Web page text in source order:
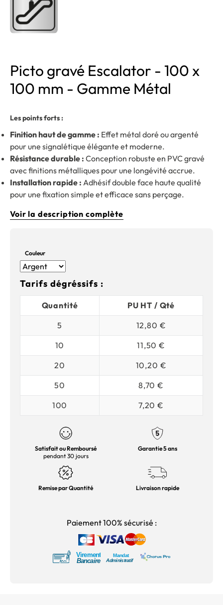
Picto gravé Escalator - 100 x
100 mm - Gamme Métal
Les points forts :
Finition haut de gamme : Effet métal doré ou argenté
pour une signalétique élégante et moderne.
Résistance durable : Conception robuste en PVC gravé
avec finitions métalliques pour une longévité accrue.
Installation rapide : Adhésif double face haute qualité
pour une fixation simple et efficace sans perçage.
Voir la description complète
Couleur
Tarifs dégréssifs :
Quantité
PU HT / Qté
5
12,80 €
10
11,50 €
20
10,20 €
50
8,70 €
100
7,20 €
Satisfait ou Remboursé
pendant 30 jours
Garantie 5 ans
Remise par Quantité Livraison rapide
Paiement 100% sécurisé :